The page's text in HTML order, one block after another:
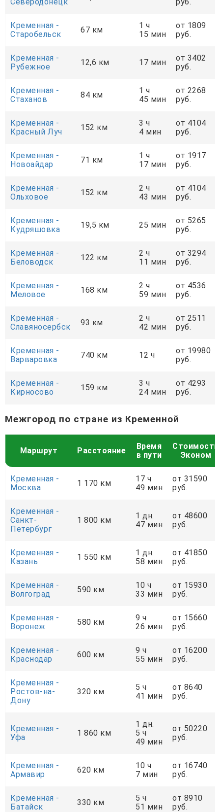
Кременная -
Старобельск
67 км
1 ч
15 мин
от 1809
руб.
Кременная -
Рубежное
12,6 км 17 мин
от 3402
руб.
Кременная -
Стаханов
84 км
1 ч
45 мин
от 2268
руб.
Кременная -
Красный Луч
152 км
3 ч
4 мин
от 4104
руб.
Кременная -
Новоайдар
71 км
1 ч
17 мин
от 1917
руб.
Кременная -
Ольховое
152 км
2 ч
43 мин
от 4104
руб.
Кременная -
Кудряшовка
19,5 км 25 мин
от 5265
руб.
Кременная -
Беловодск
122 км
2 ч
11 мин
от 3294
руб.
Кременная -
Меловое
168 км
2 ч
59 мин
от 4536
руб.
Кременная -
Славяносербск
93 км
2 ч
42 мин
от 2511
руб.
Кременная -
Варваровка
740 км 12 ч
от 19980
руб.
Кременная -
Кирносово
159 км
3 ч
24 мин
от 4293
руб.
Межгород по стране из Кременной
Маршрут Расстояние
Время
в пути
Стоимость
Эконом
Кременная -
Москва
1 170 км
17 ч
49 мин
от 31590
руб.
Кременная -
Санкт-
Петербург
1 800 км
1 дн.
47 мин
от 48600
руб.
Кременная -
Казань
1 550 км
1 дн.
58 мин
от 41850
руб.
Кременная -
Волгоград
590 км
10 ч
33 мин
от 15930
руб.
Кременная -
Воронеж
580 км
9 ч
26 мин
от 15660
руб.
Кременная -
Краснодар
600 км
9 ч
55 мин
от 16200
руб.
Кременная -
Ростов-на-
Дону
320 км
5 ч
41 мин
от 8640
руб.
Кременная -
Уфа
1 860 км
1 дн.
5 ч
49 мин
от 50220
руб.
Кременная -
Армавир
620 км
10 ч
7 мин
от 16740
руб.
Кременная -
Батайск
330 км
5 ч
51 мин
от 8910
руб.